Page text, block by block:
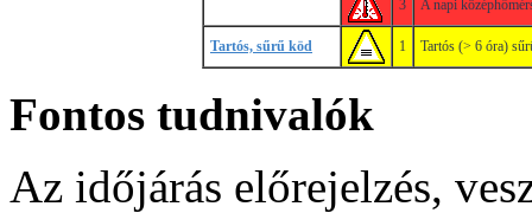
3 A napi
Tartós, sűrű köd 1 Tartós (> 6 óra)
Fontos tudnivalók
Az időjárás előrejelzés,